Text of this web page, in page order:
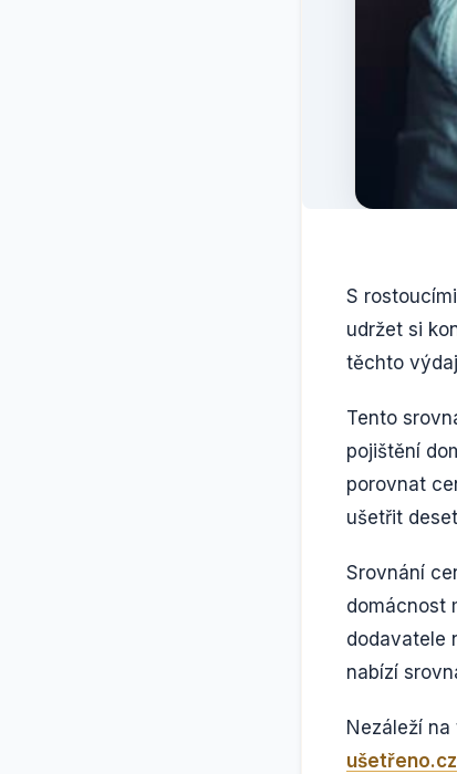
S
udržet si
těchto
Tento
pojištění
porovnat
ušetřit
Srovnání
domácnost
dodavatele
nabízí
Nezáleží
ušetřeno.cz